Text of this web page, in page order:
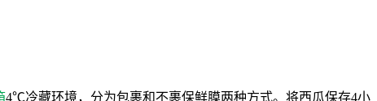
4℃冷藏环境，分为包裹和不裹保鲜膜两种方式。将西瓜保存4小